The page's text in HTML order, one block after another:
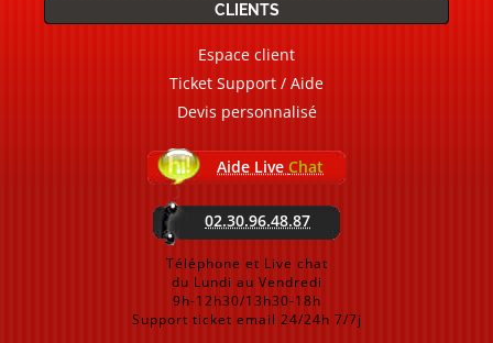
CLIENTS
Espace client
Ticket Support / Aide
Devis personnalisé
Aide Live Chat
02.30.96.48.87
Téléphone et Live chat
du Lundi au Vendredi
9h-12h30/13h30-18h
Support ticket email 24/24h 7/7j